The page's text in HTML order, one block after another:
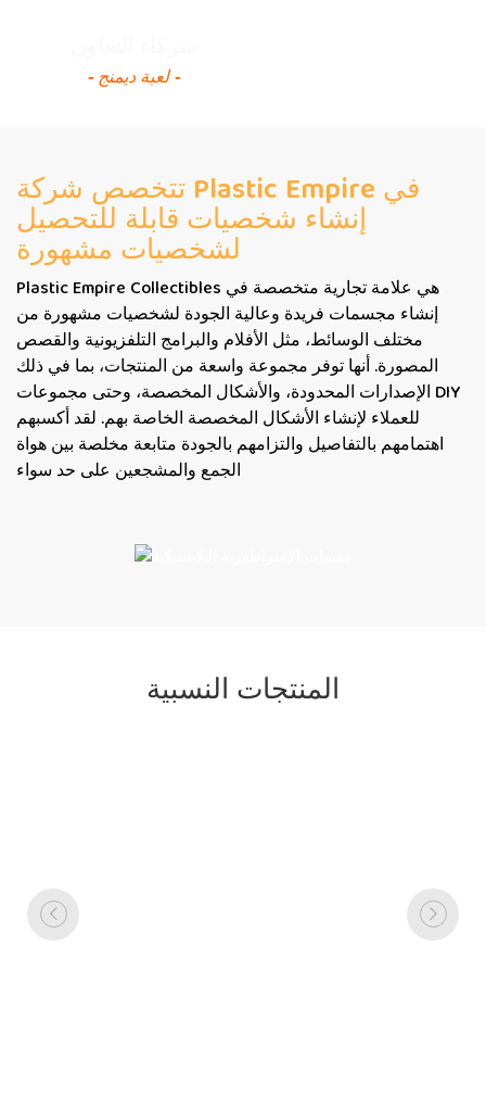
- لعبة ديمنج -
تتخصص شركة Plastic Empire في
إنشاء شخصيات قابلة للتحصيل
Plastic Empire Collectibles هي علامة تجارية متخصصة في
إنشاء مجسمات فريدة وعالية الجودة لشخصيات مشهورة من
مختلف الوسائط، مثل الأفلام والبرامج التلفزيونية والقصص
المصورة. أنها توفر مجموعة واسعة من المنتجات، بما في ذلك
الإصدارات المحدودة، والأشكال المخصصة، وحتى مجموعات DIY
للعملاء لإنشاء الأشكال المخصصة الخاصة بهم. لقد أكسبهم
اهتمامهم بالتفاصيل والتزامهم بالجودة متابعة مخلصة بين هواة
الجمع والمشجعين على حد سواء
المنتجات النسبية